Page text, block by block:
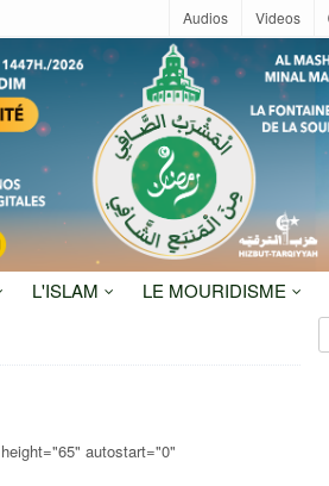
Audios Videos
L'ISLAM LE MOURIDISME
autostart="0"